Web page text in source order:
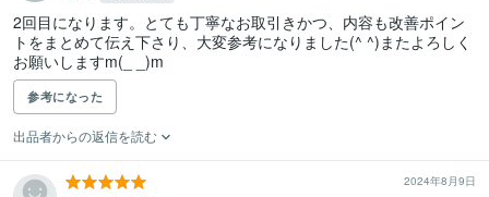
2回目になります。とても丁寧なお取引きかつ、内容も改善ポイン
トをまとめて伝え下さり、大変参考になりました(^ ^)またよろしく
お願いしますm(_ _)m
参考になった
出品者からの返信を読む
2024年8月9日